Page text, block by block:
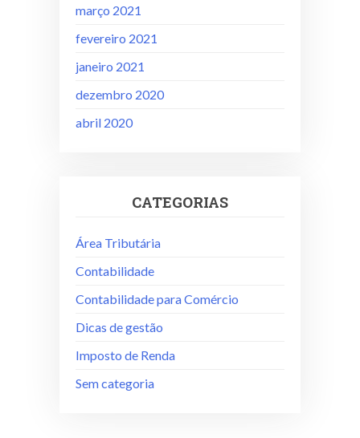
março 2021
fevereiro 2021
janeiro 2021
dezembro 2020
abril 2020
CATEGORIAS
Área Tributária
Contabilidade
Contabilidade para Comércio
Dicas de gestão
Imposto de Renda
Sem categoria